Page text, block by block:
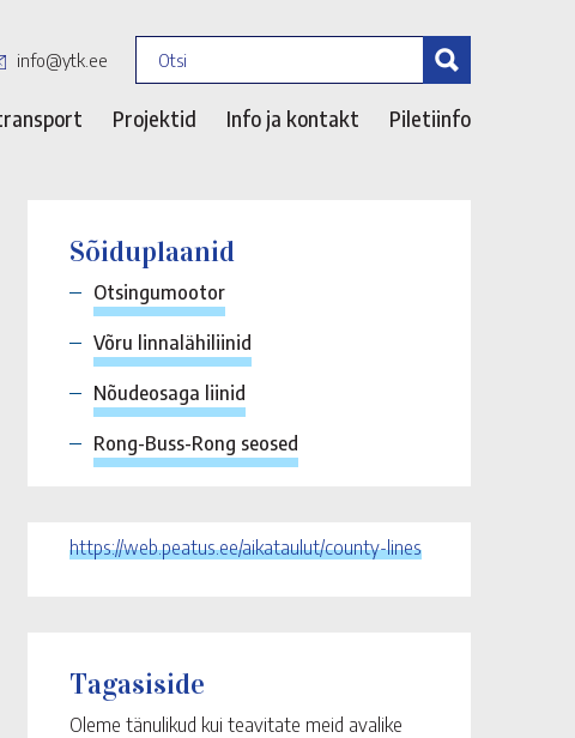
info@ytk.ee
Projektid Info ja kontakt Piletiinfo
Sõiduplaanid
Otsingumootor
Võru linnalähiliinid
Nõudeosaga liinid
Rong-Buss-Rong seosed
https://web.peatus.ee/aikataulut/county-lines
Tagasiside
Oleme tänulikud kui teavitate meid avalike